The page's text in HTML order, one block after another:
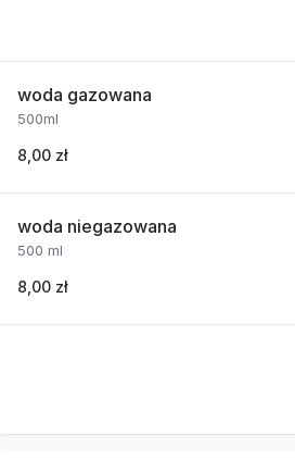
woda gazowana
500ml
8,00 zł
woda niegazowana
500 ml
8,00 zł